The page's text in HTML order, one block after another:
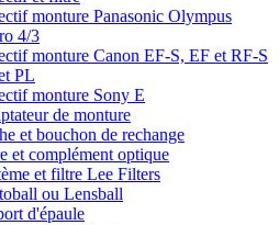
monture Panasonic Olympus
4/3
monture Canon EF-S, EF et RF-S
PL
monture Sony E
de monture
et bouchon de rechange
et complément optique
et filtre Lee Filters
ou Lensball
d'épaule